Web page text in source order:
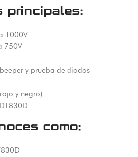
principales:
1000V
750V
y prueba de diodos
y negro)
como: